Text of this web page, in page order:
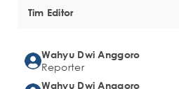
Tim Editor
Wahyu Dwi Anggoro
Reporter
Wahyu Dwi Anggoro